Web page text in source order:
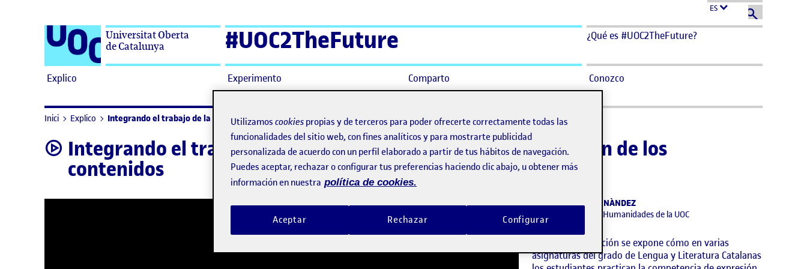
ES
Universitat Oberta
de Catalunya
#UOC2TheFuture ¿Qué es #UOC2TheFuture?
Explico Experimento Comparto Conozco
Inici Explico Integrando el trabajo de la expresión escrita con la adquisición de los contenidos
video Integrando el trabajo de la expresión escrita con la adquisición de los
contenidos
JOSEP-ANTON FERNÀNDEZ
Estudios de Artes y Humanidades de la UOC
En esta presentación se expone cómo en varias
asignaturas del grado de Lengua y Literatura Catalanas
Utilizamos cookies propias y de terceros para poder ofrecerte correctamente todas las
funcionalidades del sitio web, con fines analíticos y para mostrarte publicidad
personalizada de acuerdo con un perfil elaborado a partir de tus hábitos de navegación.
Puedes aceptar, rechazar o configurar tus preferencias haciendo clic abajo, u obtener más
información en nuestra política de cookies.
Rechazar
Aceptar Configurar